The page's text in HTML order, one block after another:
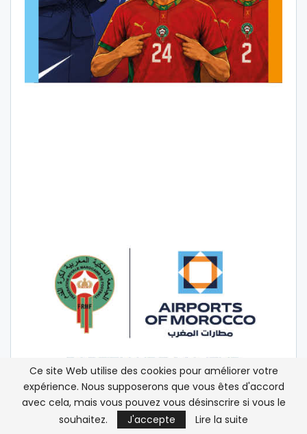
Ce site Web utilise des cookies pour améliorer votre
expérience. Nous supposerons que vous êtes d'accord
avec cela, mais vous pouvez vous désinscrire si vous le
souhaitez.
J'accepte Lire la suite